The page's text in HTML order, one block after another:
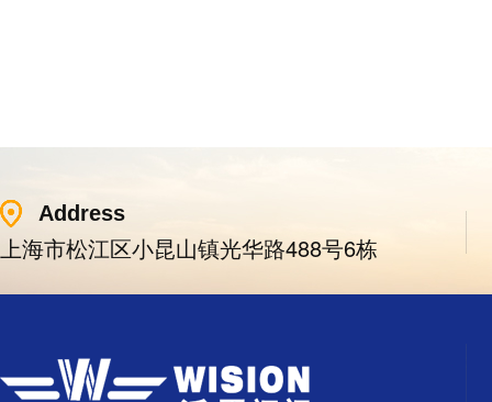
Address
上海市松江区小昆山镇光华路488号6栋